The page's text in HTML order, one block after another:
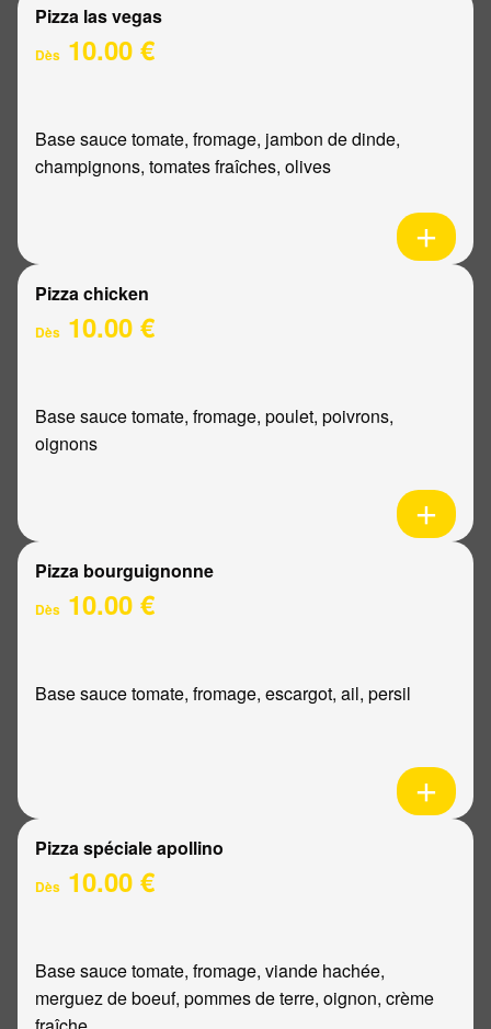
Pizza las vegas
Dès 10.00 €
Base sauce tomate, fromage, jambon de dinde,
champignons, tomates fraîches, olives
Pizza chicken
Dès 10.00 €
Base sauce tomate, fromage, poulet, poivrons,
oignons
Pizza bourguignonne
Dès 10.00 €
Base sauce tomate, fromage, escargot, ail, persil
Pizza spéciale apollino
Dès 10.00 €
Base sauce tomate, fromage, viande hachée,
merguez de boeuf, pommes de terre, oignon, crème